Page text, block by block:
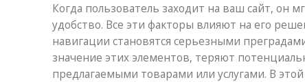
Когда пользователь заходит на ваш сайт, он
удобство. Все эти факторы влияют на его
навигации становятся серьезными
значение этих элементов, теряют
предлагаемыми товарами или услугами. В